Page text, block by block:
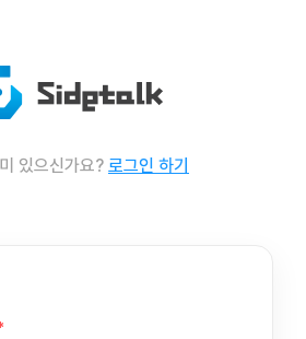
있으신가요? 로그인 하기